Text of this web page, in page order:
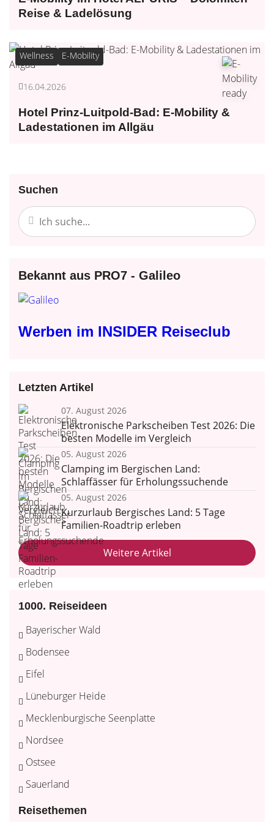
Reise & Ladelösung
Wellness E-Mobility
16.04.2026
Hotel Prinz-Luitpold-Bad: E-Mobility &
Ladestationen im Allgäu
Suchen
Bekannt aus PRO7 - Galileo
Werben im INSIDER Reiseclub
Letzten Artikel
07. August 2026
Elektronische Parkscheiben Test 2026: Die
besten Modelle im Vergleich
05. August 2026
Clamping im Bergischen Land:
Schlaffässer für Erholungssuchende
05. August 2026
Kurzurlaub Bergisches Land: 5 Tage
Familien-Roadtrip erleben
Weitere Artikel
1000. Reiseideen
Bayerischer Wald
Bodensee
Eifel
Lüneburger Heide
Mecklenburgische Seenplatte
Nordsee
Ostsee
Sauerland
Reisethemen